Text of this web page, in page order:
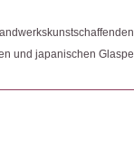
und japanischen